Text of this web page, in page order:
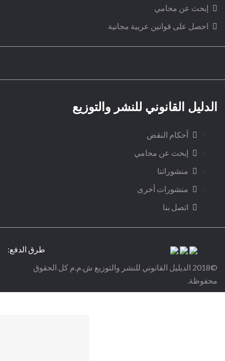
إبحث عن محامي
احصل على قوانين عربية مجانية
الدليل القانوني للنشر والتوزيع
أحكام النقض
إبحث عن محامي
منشوراتنا
منشورات أخرى
اتصل بنا
طرق الدفع:
©2018 الديليل القانوني للنشر والتوزيع ش.م.م كل الحقوق
محفوظة.